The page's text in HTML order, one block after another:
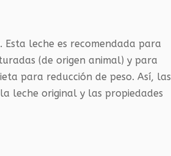
leche es recomendada para
(de origen animal) y para
para reducción de peso. Así, las
leche original y las propiedades